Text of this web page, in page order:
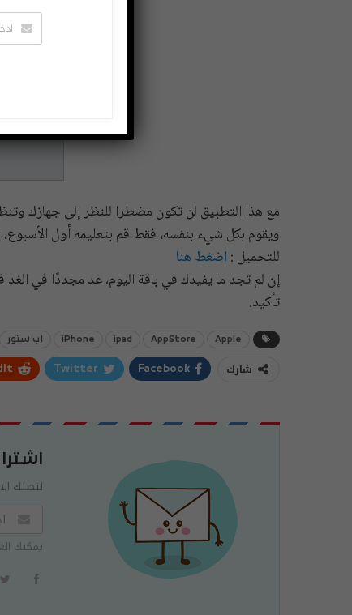
مع هذا التطبيق لن تكون مضطرا للنظر إلى جهازك
ويقوم بكل شيء بنفسه، فقط قم بتعليمه أول
للتحميل : اضغط هنا
إن لم تجد ما يفيدك في باقة اليوم، عد مجددًا في
تأكيد.
Apple
AppStore
ipad
iPhone اب ستور
شارك Facebook
Twitter
لتصلك
يمكنك